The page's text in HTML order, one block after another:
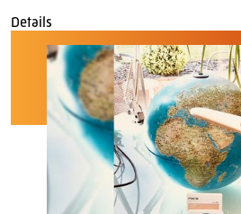
Details